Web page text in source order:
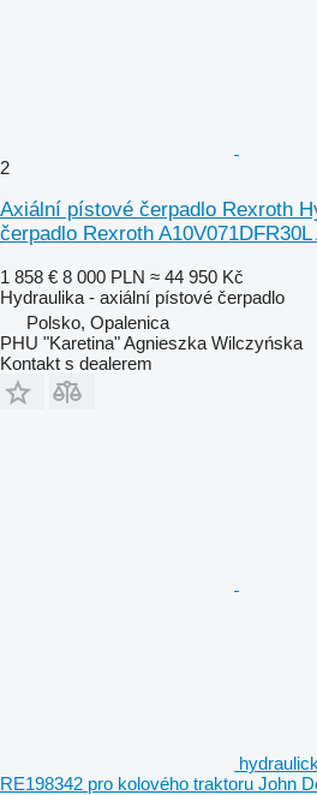
2
Axiální pístové čerpadlo Rexroth
čerpadlo Rexroth
1 858 € 8 000 PLN ≈ 44 950 Kč
Hydraulika - axiální pístové čerpadlo
Polsko, Opalenica
PHU "Karetina" Agnieszka Wilczyńska
Kontakt s dealerem
RE198342 pro kolového traktoru John